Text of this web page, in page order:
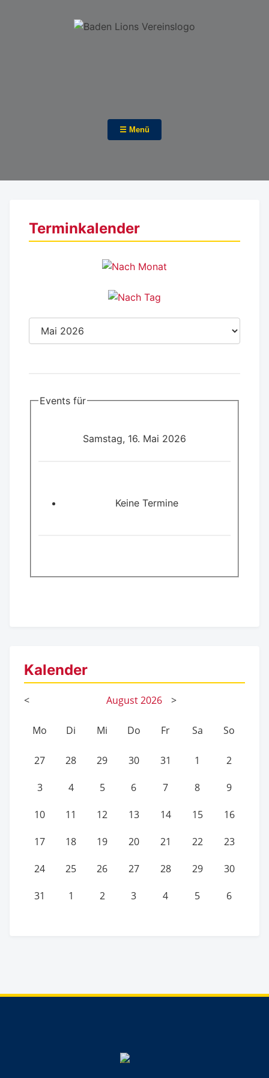
☰ Menü
Terminkalender
Events für
Samstag, 16. Mai 2026
Keine Termine
Kalender
< August2026 >
Mo Di Mi Do Fr Sa So
27 28 29 30 31 1 2
3 4 5 6 7 8 9
10 11 12 13 14 15 16
17 18 19 20 21 22 23
24 25 26 27 28 29 30
31 1 2 3 4 5 6